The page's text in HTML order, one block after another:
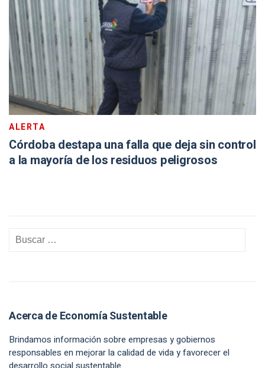
ALERTA
Córdoba destapa una falla que deja sin control
a la mayoría de los residuos peligrosos
Acerca de Economía Sustentable
Brindamos información sobre empresas y gobiernos
responsables en mejorar la calidad de vida y favorecer el